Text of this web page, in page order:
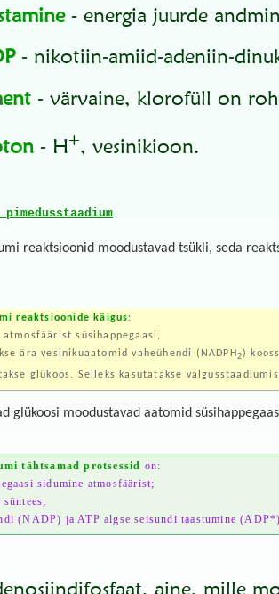
- energia juurde
- nikotiin-amiid-adeniin-
- värvaine, klorofüll on
- H+, vesinikioon.
reaktsioonid moodustavad tsükli, seda
reaktsioonide käigus:
süsihappegaasi,
ära vesinikuaatomid vaheühendi (NADPH2)
glükoos. Selleks kasutatakse
glükoosi moodustavad aatomid
tähtsamad protsessid on:
sidumine atmosfäärist;
(NADP) ja ATP algse seisundi taastumine (ADP*)
aine, mille